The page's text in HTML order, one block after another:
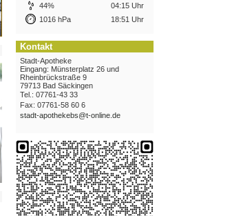
44%
04:15 Uhr
1016 hPa
18:51 Uhr
Kontakt
Stadt-Apotheke
Eingang: Münsterplatz 26 und
Rheinbrückstraße 9
79713 Bad Säckingen
Tel.: 07761-43 33
Fax: 07761-58 60 6
stadt-apothekebs@t-online.de